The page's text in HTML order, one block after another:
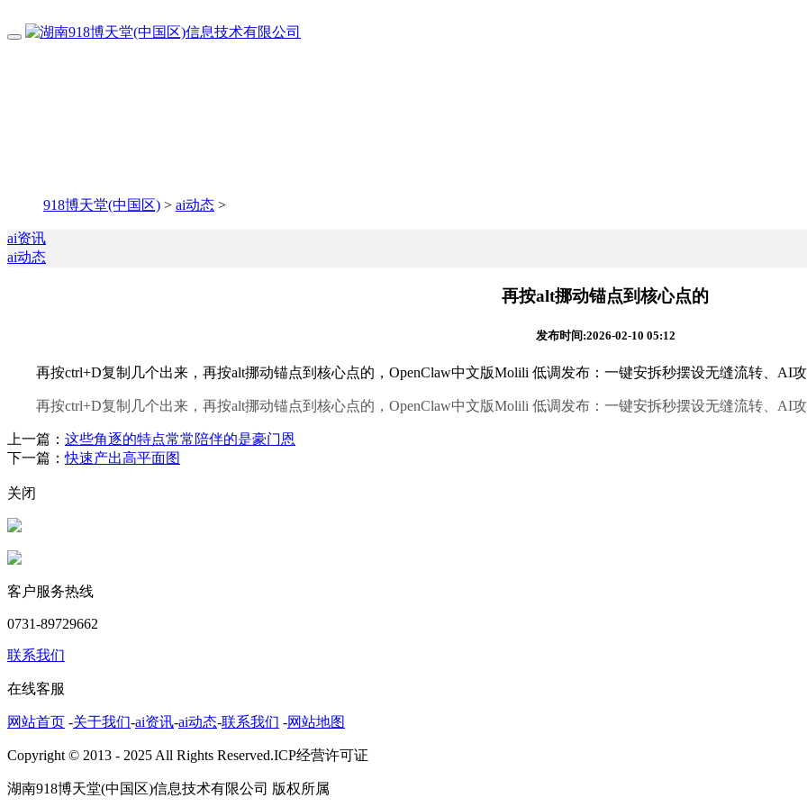
918博天堂(中国区) > ai动态 >
ai资讯
ai动态
再按alt挪动锚点到核心点的
发布时间:2026-02-10 05:12
再按ctrl+D复制几个出来，再按alt挪动锚点到核心点的，OpenClaw中文版Molili 低调发布：一键安拆秒摆设无缝流转、AI攻
再按ctrl+D复制几个出来，再按alt挪动锚点到核心点的，OpenClaw中文版Molili 低调发布：一键安拆秒摆设无缝流转、AI攻
上一篇： 这些角逐的特点常常陪伴的是豪门恩
下一篇：快速产出高平面图
关闭
客户服务热线
0731-89729662
联系我们
在线客服
网站首页 -关于我们-ai资讯-ai动态-联系我们 -网站地图
Copyright © 2013 - 2025 All Rights Reserved.ICP经营许可证
湖南918博天堂(中国区)信息技术有限公司 版权所属